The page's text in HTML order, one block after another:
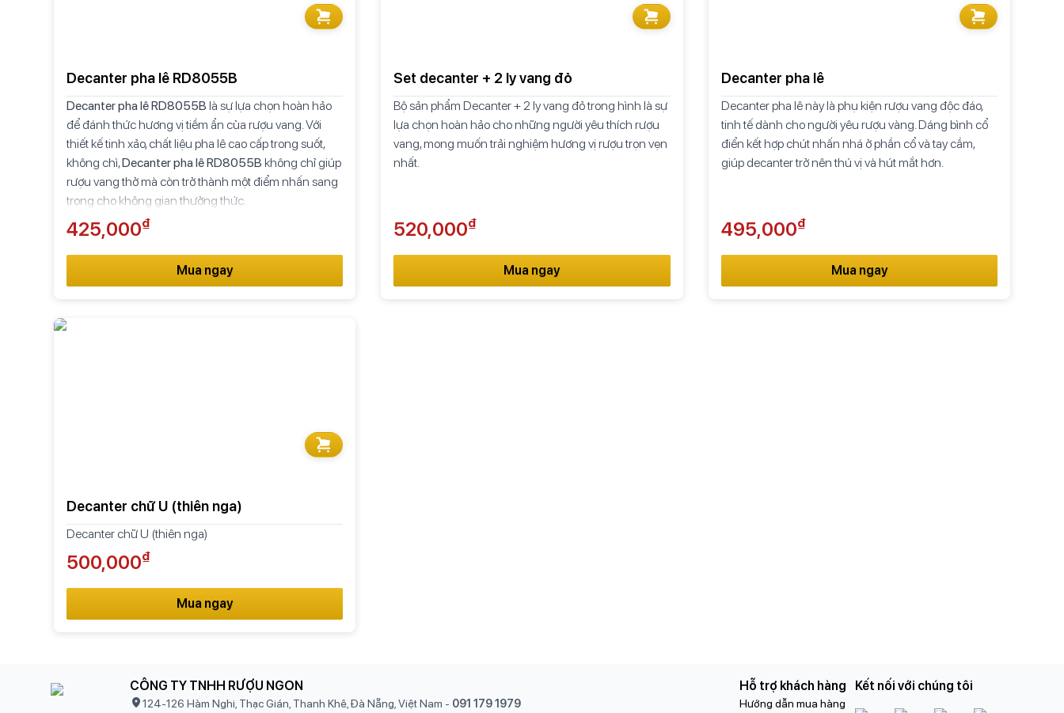
Decanter pha lê RD8055B
Decanter pha lê RD8055B là sự lựa chọn hoàn hảo
để đánh thức hương vị tiềm ẩn của rượu vang. Với
thiết kế tinh xảo, chất liệu pha lê cao cấp trong suốt,
không chì,Decanter pha lê RD8055B không chỉ giúp
rượu vang thở mà còn trở thành một điểm nhấn sang
trọng cho không gian thưởng thức.
425,000₫
Mua ngay
Set decanter + 2 ly vang đỏ
Bộ sản phẩm Decanter + 2 ly vang đỏ trong hình là sự
lựa chọn hoàn hảo cho những người yêu thích rượu
vang, mong muốn trải nghiệm hương vị rượu trọn vẹn
nhất.
520,000₫
Mua ngay
Decanter pha lê
Decanter pha lê này là phụ kiện rượu vang độc đáo,
tinh tế dành cho người yêu rượu vàng. Dáng bình cổ
điển kết hợp chút nhấn nhá ở phần cổ và tay cầm,
giúp decanter trở nên thú vị và hút mắt hơn.
495,000₫
Mua ngay
Decanter chữ U (thiên nga)
Decanter chữ U (thiên nga)
500,000₫
Mua ngay
CÔNG TY TNHH RƯỢU NGON
124-126 Hàm Nghi, Thạc Gián, Thanh Khê, Đà Nẵng, Việt Nam - 091 179 1979
Hỗ trợ khách hàng
Hướng dẫn mua hàng
Kết nối với chúng tôi